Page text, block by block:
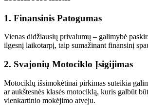
1. Finansinis Patogumas
Vienas didžiausių privalumų – galimybė
ilgesnį laikotarpį, taip sumažinant finansinį
2. Svajonių Motociklo Įsigijimas
Motociklų išsimokėtinai pirkimas suteikia
ar aukštesnės klasės motociklą, kuris galbūt
vienkartinio mokėjimo atveju.